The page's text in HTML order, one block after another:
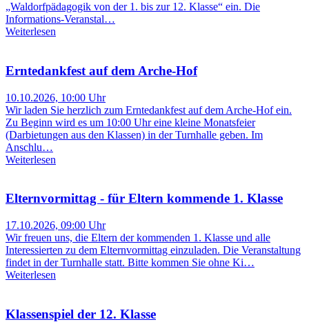
„Waldorfpädagogik von der 1. bis zur 12. Klasse“ ein. Die
Informations-Veranstal…
Weiterlesen
Erntedankfest auf dem Arche-Hof
10.10.2026, 10:00 Uhr
Wir laden Sie herzlich zum Erntedankfest auf dem Arche-Hof ein.
Zu Beginn wird es um 10:00 Uhr eine kleine Monatsfeier
(Darbietungen aus den Klassen) in der Turnhalle geben. Im
Anschlu…
Weiterlesen
Elternvormittag - für Eltern kommende 1. Klasse
17.10.2026, 09:00 Uhr
Wir freuen uns, die Eltern der kommenden 1. Klasse und alle
Interessierten zu dem Elternvormittag einzuladen. Die Veranstaltung
findet in der Turnhalle statt. Bitte kommen Sie ohne Ki…
Weiterlesen
Klassenspiel der 12. Klasse